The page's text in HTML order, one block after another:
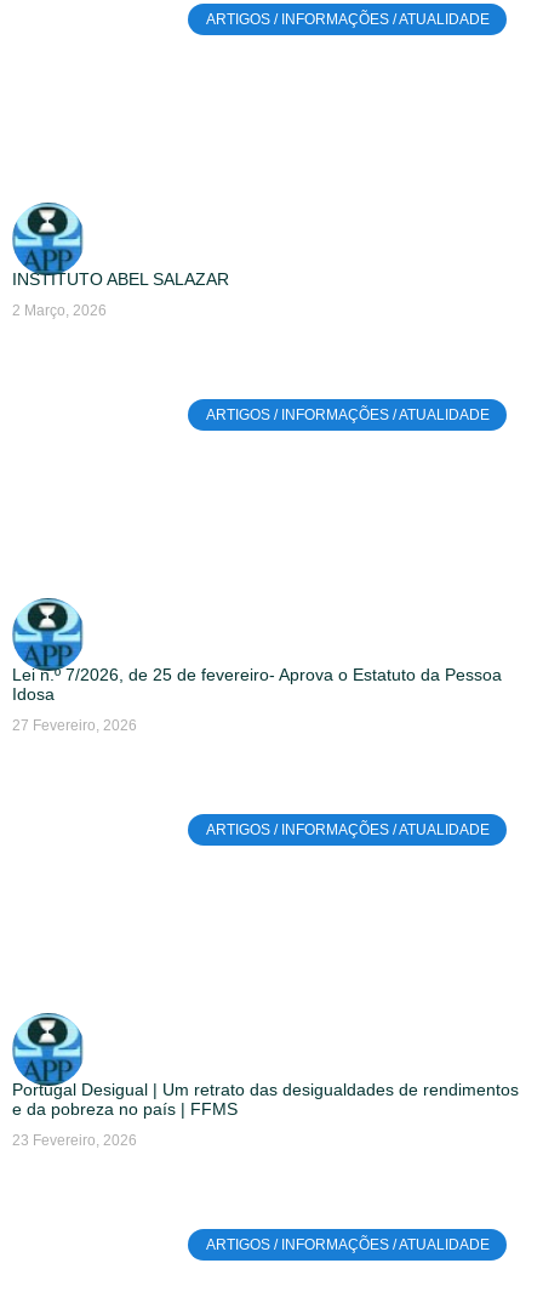
ARTIGOS / INFORMAÇÕES / ATUALIDADE
INSTITUTO ABEL SALAZAR
2 Março, 2026
ARTIGOS / INFORMAÇÕES / ATUALIDADE
Lei n.º 7/2026, de 25 de fevereiro- Aprova o Estatuto da Pessoa
Idosa
27 Fevereiro, 2026
ARTIGOS / INFORMAÇÕES / ATUALIDADE
Portugal Desigual | Um retrato das desigualdades de rendimentos
e da pobreza no país | FFMS
23 Fevereiro, 2026
ARTIGOS / INFORMAÇÕES / ATUALIDADE